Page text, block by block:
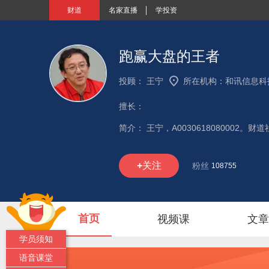
财道 名家直播 学投资
跑赢大盘的王者
投顾： 王宁 所在机构： 和讯信息
擅长：
简介：
+关注 粉丝 108755
首页 视频课 文章
学员须知
语音课堂